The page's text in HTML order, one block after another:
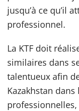
jusqu’à ce qu’il
professionnel.
La KTF doit
similaires dans
talentueux afin
Kazakhstan